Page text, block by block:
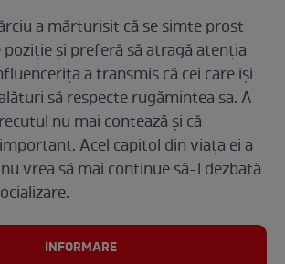
a mărturisit că se simte prost
și preferă să atragă atenția
a transmis că cei care își
să respecte rugămintea sa. A
nu mai contează și că
Acel capitol din viața ei a
vrea să mai continue să-l dezbată
INFORMARE